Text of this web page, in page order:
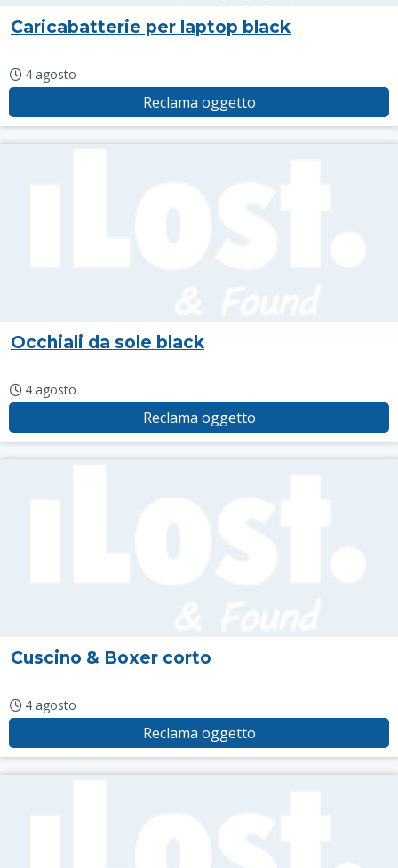
Caricabatterie per laptop black
4 agosto
Reclama oggetto
Occhiali da sole black
4 agosto
Reclama oggetto
Cuscino & Boxer corto
4 agosto
Reclama oggetto